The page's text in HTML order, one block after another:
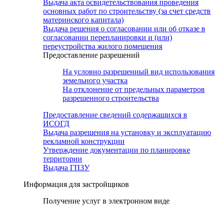
Выдача акта освидетельствования проведения
основных работ по строительству (за счет средств
материнского капитала)
Выдача решения о согласовании или об отказе в
согласовании перепланировки и (или)
переустройства жилого помещения
Предоставление разрешений
На условно разрешенный вид использования
земельного участка
На отклонение от предельных параметров
разрешенного строительства
Предоставление сведений содержащихся в
ИСОГД
Выдача разрешения на установку и эксплуатацию
рекламной конструкции
Утверждение документации по планировке
территории
Выдача ГПЗУ
Информация для застройщиков
Получение услуг в электронном виде